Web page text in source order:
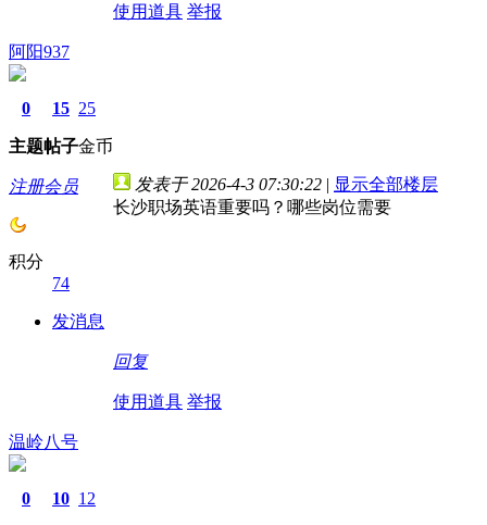
使用道具 举报
阿阳937
0
主题
15
帖子
25
金币
注册会员
积分
74
发消息
发表于 2026-4-3 07:30:22 | 显示全部楼层
长沙职场英语重要吗？哪些岗位需要
回复
使用道具 举报
温岭八号
0 10 12